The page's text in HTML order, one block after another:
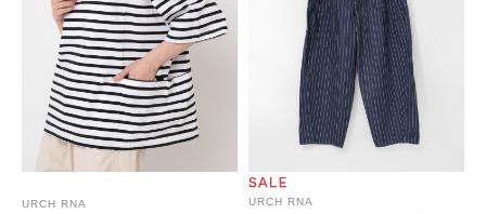
URCH RNA
URCH RNA